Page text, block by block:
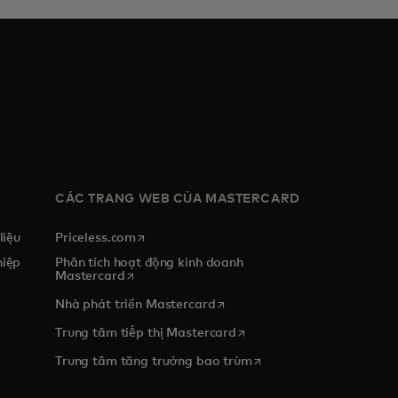
CÁC TRANG WEB CỦA MASTERCARD
Priceless.com opens in a new tab
Phân tích hoạt động kinh doanh
Mastercardopens in a new tab
Nhà phát triển Mastercardopens in a new tab
Trung tâm tiếp thị Mastercardopens in a new tab
Trung tâm tăng trưởng bao trùmopens in a new tab